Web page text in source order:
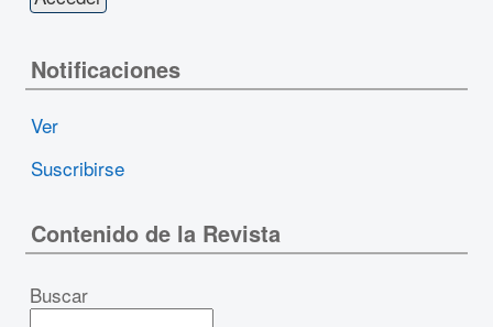
Notificaciones
Ver
Suscribirse
Contenido de la Revista
Buscar